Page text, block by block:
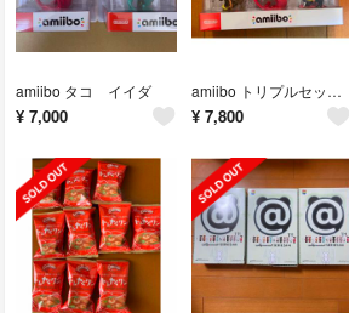
amiibo タコ イイダ
¥ 7,000
amiibo トリプルセット（スプラトゥーンシリーズ）
¥ 7,800